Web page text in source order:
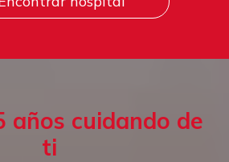
años cuidando de
ti